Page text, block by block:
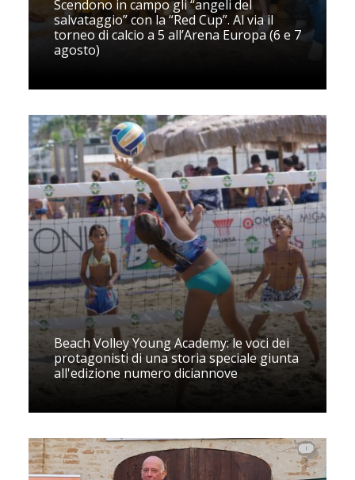
Scendono in campo gli “angeli del
salvataggio” con la “Red Cup”. Al via il
torneo di calcio a 5 all’Arena Europa (6 e 7
agosto)
Beach Volley Young Academy: le voci dei
protagonisti di una storia speciale giunta
all'edizione numero diciannove